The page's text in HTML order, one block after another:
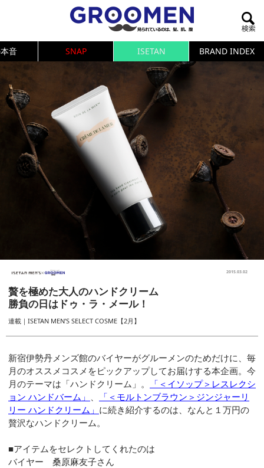
音 SNAP ISETAN BRAND INDEX
2015.03.02
贅を極めた大人のハンドクリーム
勝負の日はドゥ・ラ・メール！
連載｜ISETAN MEN’S SELECT COSME【2月】
新宿伊勢丹メンズ館のバイヤーがグルーメンのためだけに、毎
月のオススメコスメをピックアップしてお届けする本企画。今
月のテーマは「ハンドクリーム」。
「＜イソップ＞レスレクシ
ョン ハンドバーム」 、
「＜モルトンブラウン＞ジンジャーリ
リー ハンドクリーム」 に続き紹介するのは、なんと１万円の
贅沢なハンドクリーム。
■アイテムをセレクトしてくれたのは
バイヤー 桑原麻友子さん